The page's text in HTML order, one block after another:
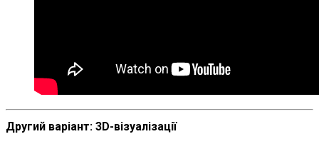
Другий варіант: 3D-візуалізації